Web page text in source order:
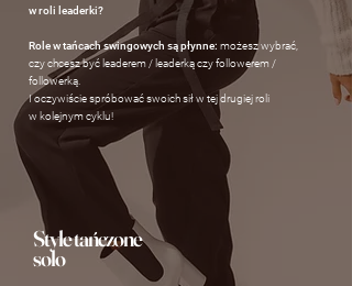
w roli leaderki?
Role w tańcach swingowych są płynne: możesz wybrać,
czy chcesz być leaderem / leaderką czy followerem /
followerką.
I oczywiście spróbować swoich sił w tej drugiej roli
w kolejnym cyklu!
Style tańczone
solo